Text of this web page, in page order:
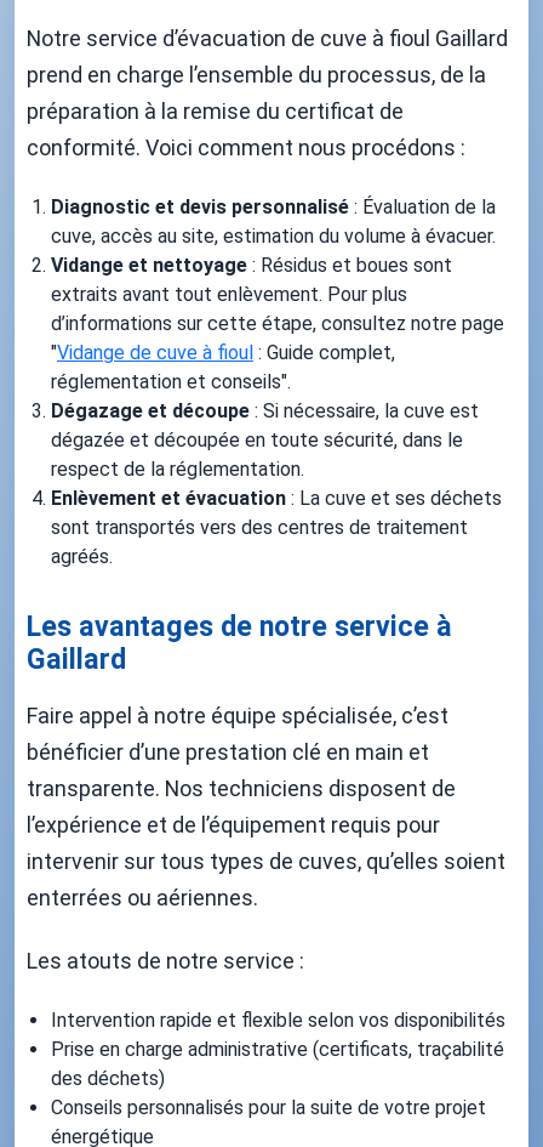
Notre service d’évacuation de cuve à fioul Gaillard
prend en charge l’ensemble du processus, de la
préparation à la remise du certificat de
conformité. Voici comment nous procédons :
Diagnostic et devis personnalisé : Évaluation de la
cuve, accès au site, estimation du volume à évacuer.
Vidange et nettoyage : Résidus et boues sont
extraits avant tout enlèvement. Pour plus
d’informations sur cette étape, consultez notre page
"Vidange de cuve à fioul : Guide complet,
réglementation et conseils".
Dégazage et découpe : Si nécessaire, la cuve est
dégazée et découpée en toute sécurité, dans le
respect de la réglementation.
Enlèvement et évacuation : La cuve et ses déchets
sont transportés vers des centres de traitement
agréés.
Les avantages de notre service à
Gaillard
Faire appel à notre équipe spécialisée, c’est
bénéficier d’une prestation clé en main et
transparente. Nos techniciens disposent de
l’expérience et de l’équipement requis pour
intervenir sur tous types de cuves, qu’elles soient
enterrées ou aériennes.
Les atouts de notre service :
Intervention rapide et flexible selon vos disponibilités
Prise en charge administrative (certificats, traçabilité
des déchets)
Conseils personnalisés pour la suite de votre projet
énergétique